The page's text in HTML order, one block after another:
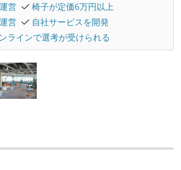
営
椅子が定価6万円以上
営
自社サービスを開発
ラインで選考が受けられる